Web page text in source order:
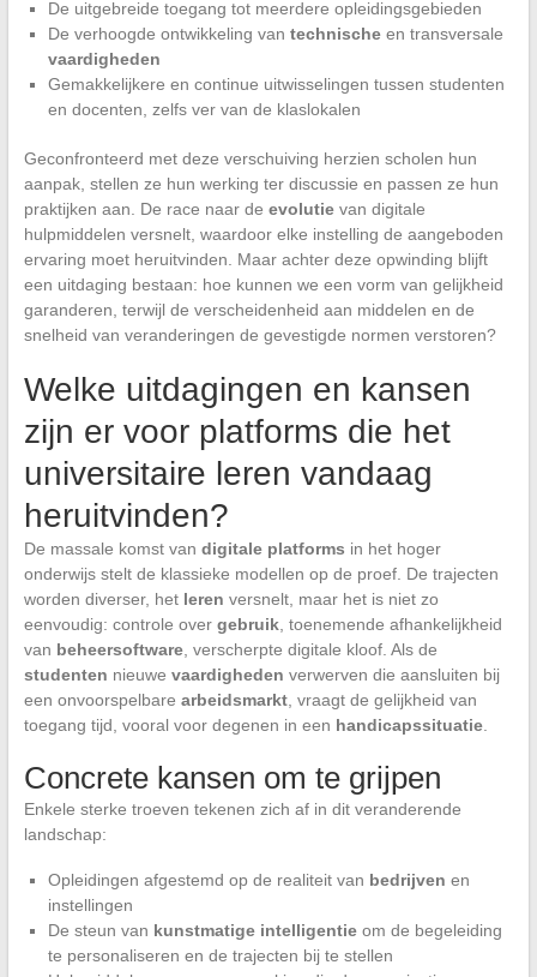
De uitgebreide toegang tot meerdere opleidingsgebieden
De verhoogde ontwikkeling van technischeen transversale
vaardigheden
Gemakkelijkere en continue uitwisselingen tussen studenten
en docenten, zelfs ver van de klaslokalen
Geconfronteerd met deze verschuiving herzien scholen hun
aanpak, stellen ze hun werking ter discussie en passen ze hun
praktijken aan. De race naar de evolutievan digitale
hulpmiddelen versnelt, waardoor elke instelling de aangeboden
ervaring moet heruitvinden. Maar achter deze opwinding blijft
een uitdaging bestaan: hoe kunnen we een vorm van gelijkheid
garanderen, terwijl de verscheidenheid aan middelen en de
snelheid van veranderingen de gevestigde normen verstoren?
Welke uitdagingen en kansen
zijn er voor platforms die het
universitaire leren vandaag
heruitvinden?
De massale komst van digitale platforms in het hoger
onderwijs stelt de klassieke modellen op de proef. De trajecten
worden diverser, het leren versnelt, maar het is niet zo
eenvoudig: controle over gebruik, toenemende afhankelijkheid
van beheersoftware, verscherpte digitale kloof. Als de
studenten nieuwe vaardigheden verwerven die aansluiten bij
een onvoorspelbare arbeidsmarkt, vraagt de gelijkheid van
toegang tijd, vooral voor degenen in een handicapssituatie.
Concrete kansen om te grijpen
Enkele sterke troeven tekenen zich af in dit veranderende
landschap:
Opleidingen afgestemd op de realiteit van bedrijven en
instellingen
De steun van kunstmatige intelligentieom de begeleiding
te personaliseren en de trajecten bij te stellen